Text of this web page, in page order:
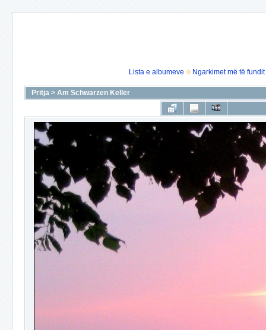
Lista e albumeve Ngarkimet më të fundit
Pritja > Am Schwarzen Keller